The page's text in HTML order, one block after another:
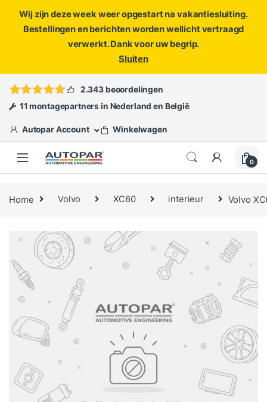
Wij zijn deze week weer opgestart na vakantiesluiting.
Bestellingen en berichten worden wellicht vertraagd
verwerkt. Dank voor uw begrip.
Sluiten
ofopen een ticket
2.343 beoordelingen
11 montagepartners in Nederland en België
Autopar Account Winkelwagen
0
Home Volvo XC60 interieur Volvo